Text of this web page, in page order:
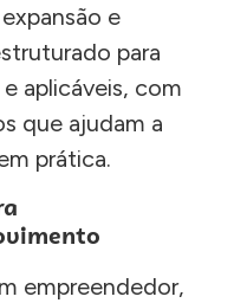
e
para
aplicáveis, com
que ajudam a
prática.
empreendedor,